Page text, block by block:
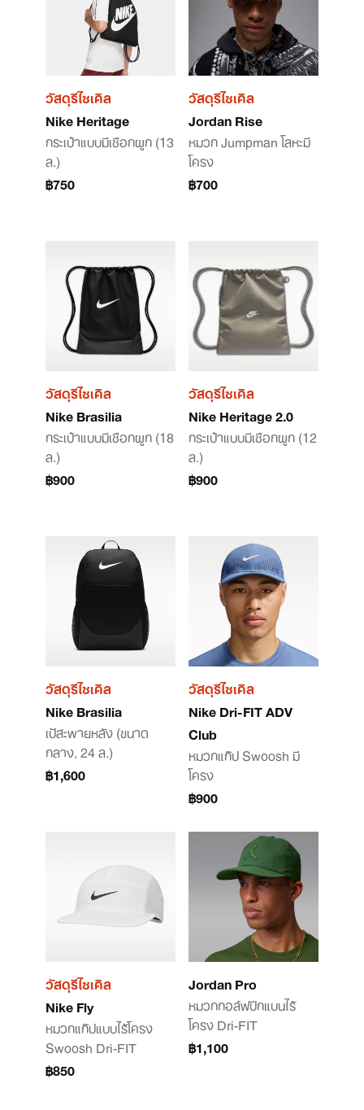
วัสดุรีไซเคิล
Nike Heritage
กระเป๋าแบบมีเชือกผูก (13
ล.)
฿750
วัสดุรีไซเคิล
Jordan Rise
หมวก Jumpman โลหะมี
โครง
฿700
วัสดุรีไซเคิล
Nike Brasilia
กระเป๋าแบบมีเชือกผูก (18
ล.)
฿900
วัสดุรีไซเคิล
Nike Heritage 2.0
กระเป๋าแบบมีเชือกผูก (12
ล.)
฿900
วัสดุรีไซเคิล
Nike Brasilia
เป้สะพายหลัง (ขนาด
กลาง, 24 ล.)
฿1,600
วัสดุรีไซเคิล
Nike Dri-FIT ADV
Club
หมวกแก๊ป Swoosh มี
โครง
฿900
วัสดุรีไซเคิล
Nike Fly
หมวกแก๊ปแบบไร้โครง
Swoosh Dri-FIT
฿850
Jordan Pro
หมวกกอล์ฟปีกแบนไร้
โครง Dri-FIT
฿1,100